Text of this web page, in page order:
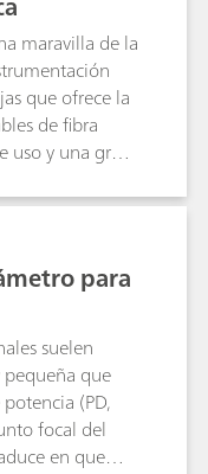
maravilla de la
que ofrece la
de fibra
uso y una gran
transporte.
una mayor
para
y la
para
suelen
que
(PD,
focal del
en que